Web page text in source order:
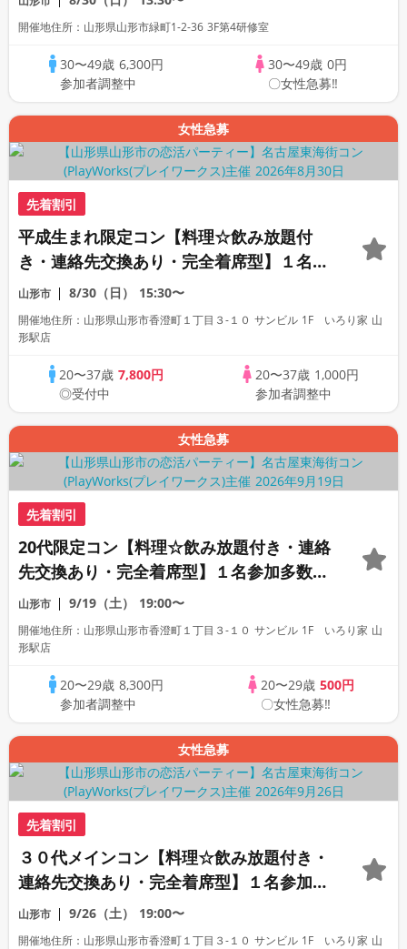
開催地住所：山形県山形市緑町1-2-36 3F第4研修室
30〜49歳 6,300円
参加者調整中
30〜49歳 0円
〇女性急募‼
女性急募
先着割引
平成生まれ限定コン【料理☆飲み放題付
き・連絡先交換あり・完全着席型】１名参
加多数・初参加も大歓迎☆
山形市 8/30（日） 15:30〜
開催地住所：山形県山形市香澄町１丁目３-１０ サンビル 1F いろり家 山
形駅店
20〜37歳7,800円
◎受付中
20〜37歳 1,000円
参加者調整中
女性急募
先着割引
20代限定コン【料理☆飲み放題付き・連絡
先交換あり・完全着席型】１名参加多数・
初参加も大歓迎☆プレイワークス主催☆
山形市 9/19（土） 19:00〜
開催地住所：山形県山形市香澄町１丁目３-１０ サンビル 1F いろり家 山
形駅店
20〜29歳 8,300円
参加者調整中
20〜29歳 500円
〇女性急募‼
女性急募
先着割引
３０代メインコン【料理☆飲み放題付き・
連絡先交換あり・完全着席型】１名参加多
数・初参加も大歓迎☆
山形市 9/26（土） 19:00〜
開催地住所：山形県山形市香澄町１丁目３-１０ サンビル 1F いろり家 山